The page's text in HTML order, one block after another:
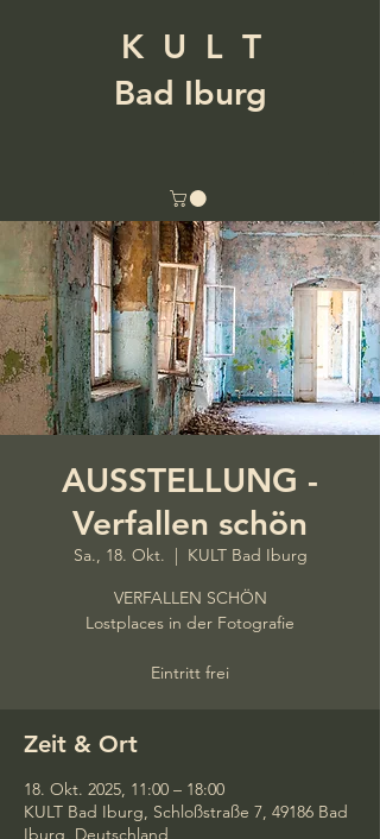
K U L T
Bad Iburg
AUSSTELLUNG -
Verfallen schön
Sa., 18. Okt.
  |
KULT Bad Iburg
VERFALLEN SCHÖN
Lostplaces in der Fotografie
Eintritt frei
Zeit & Ort
18. Okt. 2025, 11:00 – 18:00
KULT Bad Iburg, Schloßstraße 7, 49186 Bad
Iburg, Deutschland